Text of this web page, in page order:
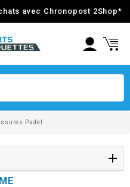
avec Chronopost 2Shop*
Padel